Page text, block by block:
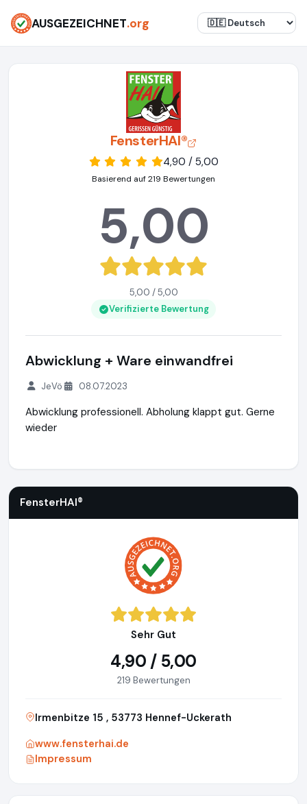
AUSGEZEICHNET.org
FensterHAI®
4,90 / 5,00
Basierend auf 219 Bewertungen
5,00
5,00 / 5,00
Verifizierte Bewertung
Abwicklung + Ware einwandfrei
JeVö 08.07.2023
Abwicklung professionell. Abholung klappt gut. Gerne
wieder
FensterHAI®
Sehr Gut
4,90 / 5,00
219 Bewertungen
Irmenbitze 15 , 53773 Hennef-Uckerath
www.fensterhai.de
Impressum